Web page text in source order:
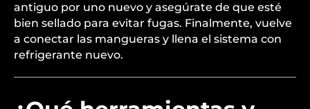
antiguo por uno nuevo y asegúrate de que esté
bien sellado para evitar fugas. Finalmente, vuelve
a conectar las mangueras y llena el sistema con
refrigerante nuevo.